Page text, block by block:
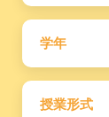
学年
授業形式